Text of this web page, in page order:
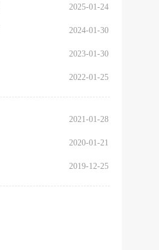
2025-01-24
2024-01-30
2023-01-30
2022-01-25
2021-01-28
2020-01-21
2019-12-25